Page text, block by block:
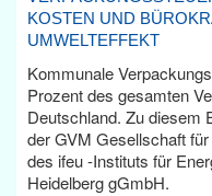
KOSTEN UND
UMWELTEFFEKT
Kommunale
Prozent des gesamten
Deutschland. Zu diesem
der GVM Gesellschaft
des ifeu -Instituts für
Heidelberg gGmbH.